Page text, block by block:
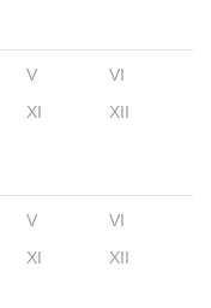
V
VI
XI XII
V
VI
XI XII